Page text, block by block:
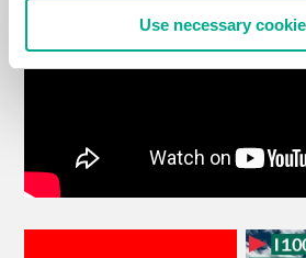
Use necessary